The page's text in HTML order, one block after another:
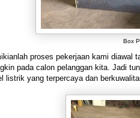
Box
proses pekerjaan kami diawal
pada calon pelanggan kita. Jadi
listrik yang terpercaya dan